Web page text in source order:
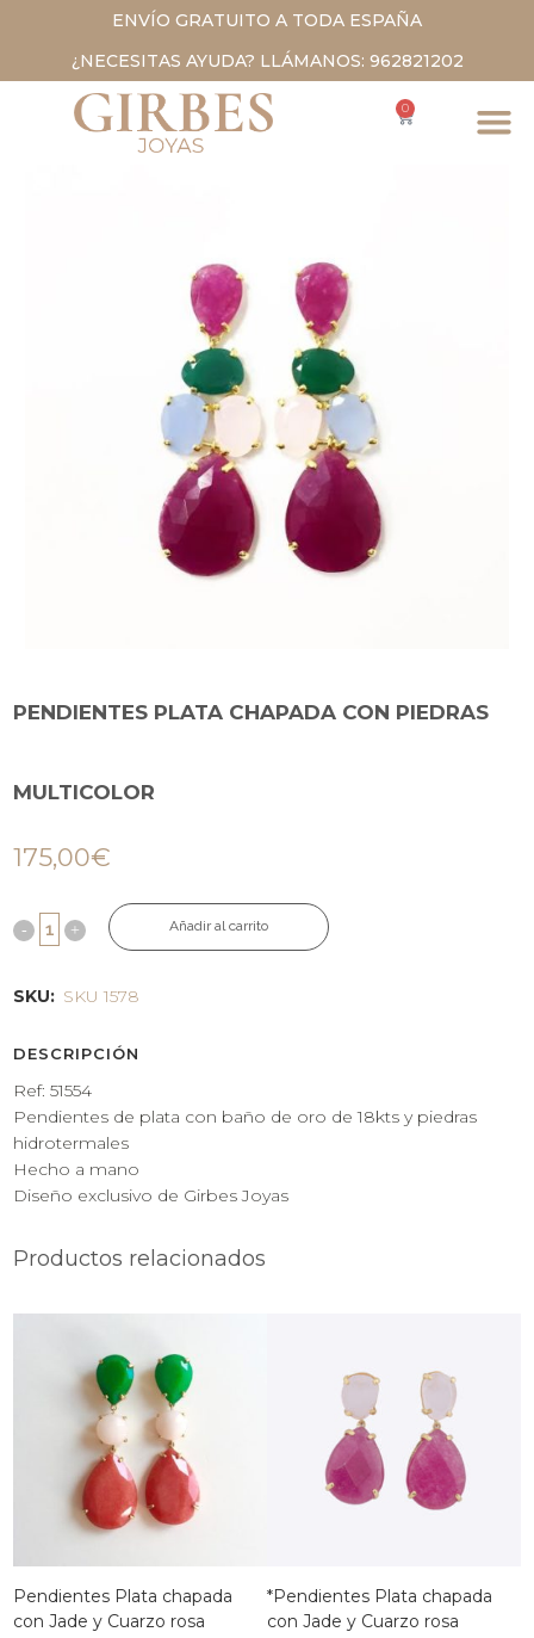
ENVÍO GRATUITO A TODA ESPAÑA
¿NECESITAS AYUDA? LLÁMANOS: 962821202
0
PENDIENTES PLATA CHAPADA CON PIEDRAS
MULTICOLOR
175,00€
Añadir al carrito
SKU: SKU 1578
DESCRIPCIÓN
Ref: 51554
Pendientes de plata con baño de oro de 18kts y piedras
hidrotermales
Hecho a mano
Diseño exclusivo de Girbes Joyas
Productos relacionados
Pendientes Plata chapada
con Jade y Cuarzo rosa
*Pendientes Plata chapada
con Jade y Cuarzo rosa